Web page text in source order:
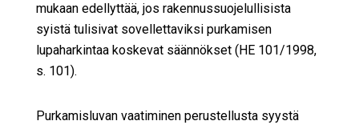
mukaan edellyttää, jos rakennussuojelullisista
syistä tulisivat sovellettaviksi purkamisen
lupaharkintaa koskevat säännökset (HE 101/1998,
s. 101).
Purkamisluvan vaatiminen perustellusta syystä